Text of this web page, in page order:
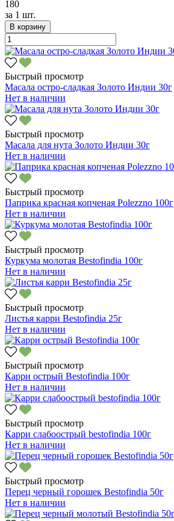
180
за 1 шт.
В корзину
Быстрый просмотр
Масала остро-сладкая Золото Индии 30г
Нет в наличии
Быстрый просмотр
Масала для нута Золото Индии 30г
Нет в наличии
Быстрый просмотр
Паприка красная копченая Polezzno 100г
Нет в наличии
Быстрый просмотр
Куркума молотая Bestofindia 100г
Нет в наличии
Быстрый просмотр
Листья карри Bestofindia 25г
Нет в наличии
Быстрый просмотр
Карри острый Bestofindia 100г
Нет в наличии
Быстрый просмотр
Карри слабоострый bestofindia 100г
Нет в наличии
Быстрый просмотр
Перец черный горошек Bestofindia 50г
Нет в наличии